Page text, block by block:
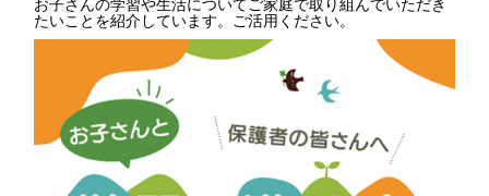
たいことを紹介しています。ご活用ください。